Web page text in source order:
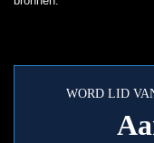
WORD LID